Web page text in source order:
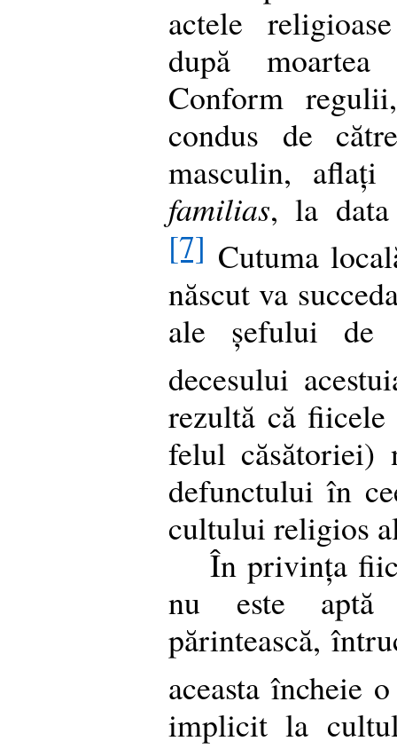
actele
după
Conform
condus de
masculin,
familias, la data
[7] Cutuma
născut va
ale șefului de
decesului
rezultă că
felul căsătoriei)
defunctului în
cultului religios
În privința
nu este aptă
părintească,
aceasta încheie
implicit la